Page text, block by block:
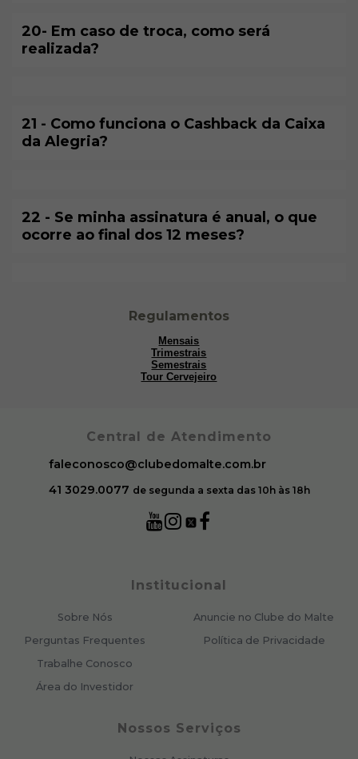
20- Em caso de troca, como será
realizada?
21 - Como funciona o Cashback da Caixa
da Alegria?
22 - Se minha assinatura é anual, o que
ocorre ao final dos 12 meses?
Regulamentos
Mensais
Trimestrais
Semestrais
Tour Cervejeiro
Central de Atendimento
faleconosco@clubedomalte.com.br
41 3029.0077 de segunda a sexta das 10h às 18h
Institucional
Sobre Nós
Perguntas Frequentes
Trabalhe Conosco
Área do Investidor
Anuncie no Clube do Malte
Política de Privacidade
Nossos Serviços